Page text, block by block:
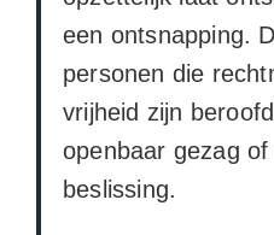
een ontsnapping.
personen die
vrijheid zijn
openbaar gezag
beslissing.